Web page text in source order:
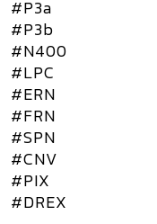
#P3a
#P3b
#N400
#LPC
#ERN
#FRN
#SPN
#CNV
#PIX
#DREX